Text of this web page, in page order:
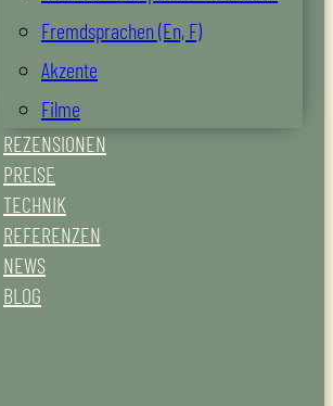
Fremdsprachen (En, F)
Akzente
Filme
REZENSIONEN
PREISE
TECHNIK
REFERENZEN
NEWS
BLOG